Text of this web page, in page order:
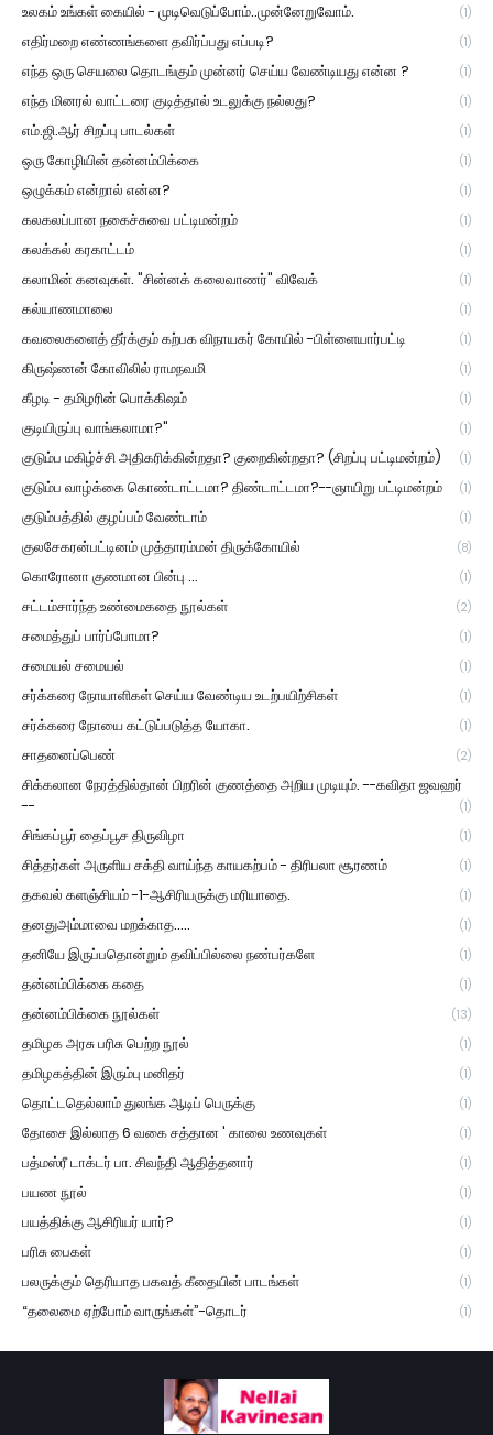
உலகம் உங்கள் கையில் - முடிவெடுப்போம்..முன்னேறுவோம். (1)
எதிர்மறை எண்ணங்களை தவிர்ப்பது எப்படி? (1)
எந்த ஒரு செயலை தொடங்கும் முன்னர் செய்ய வேண்டியது என்ன ? (1)
எந்த மினரல் வாட்டரை குடித்தால் உடலுக்கு நல்லது? (1)
எம்.ஜி.ஆர் சிறப்பு பாடல்கள் (1)
ஒரு கோழியின் தன்னம்பிக்கை (1)
ஒழுக்கம் என்றால் என்ன? (1)
கலகலப்பான நகைச்சுவை பட்டிமன்றம் (1)
கலக்கல் கரகாட்டம் (1)
கலாமின் கனவுகள். "சின்னக் கலைவாணர்" விவேக் (1)
கல்யாணமாலை (1)
கவலைகளைத் தீர்க்கும் கற்பக விநாயகர் கோயில் -பிள்ளையார்பட்டி (1)
கிருஷ்ணன் கோவிலில் ராமநவமி (1)
கீழடி - தமிழரின் பொக்கிஷம் (1)
குடியிருப்பு வாங்கலாமா?" (1)
குடும்ப மகிழ்ச்சி அதிகரிக்கின்றதா? குறைகின்றதா? (சிறப்பு பட்டிமன்றம்) (1)
குடும்ப வாழ்க்கை கொண்டாட்டமா? திண்டாட்டமா?--ஞாயிறு பட்டிமன்றம் (1)
குடும்பத்தில் குழப்பம் வேண்டாம் (1)
குலசேகரன்பட்டினம் முத்தாரம்மன் திருக்கோயில் (8)
கொரோனா குணமான பின்பு ... (1)
சட்டம்சார்ந்த உண்மைகதை நூல்கள் (2)
சமைத்துப் பார்ப்போமா? (1)
சமையல் சமையல் (1)
சர்க்கரை நோயாளிகள் செய்ய வேண்டிய உடற்பயிற்சிகள் (1)
சர்க்கரை நோயை கட்டுப்படுத்த யோகா. (1)
சாதனைப்பெண் (2)
சிக்கலான நேரத்தில்தான் பிறரின் குணத்தை அறிய முடியும். --கவிதா ஜவஹர்
--
(1)
சிங்கப்பூர் தைப்பூச திருவிழா (1)
சித்தர்கள் அருளிய சக்தி வாய்ந்த காயகற்பம் - திரிபலா சூரணம் (1)
தகவல் களஞ்சியம் -1-ஆசிரியருக்கு மரியாதை. (1)
தனதுஅம்மாவை மறக்காத..... (1)
தனியே இருப்பதொன்றும் தவிப்பில்லை நண்பர்களே (1)
தன்னம்பிக்கை கதை (1)
தன்னம்பிக்கை நூல்கள் (13)
தமிழக அரசு பரிசு பெற்ற நூல் (1)
தமிழகத்தின் இரும்பு மனிதர் (1)
தொட்டதெல்லாம் துலங்க ஆடிப் பெருக்கு (1)
தோசை இல்லாத 6 வகை சத்தான ' காலை உணவுகள் (1)
பத்மஸ்ரீ டாக்டர் பா. சிவந்தி ஆதித்தனார் (1)
பயண நூல் (1)
பயத்திக்கு ஆசிரியர் யார்? (1)
பரிசு பைகள் (1)
பலருக்கும் தெரியாத பகவத் கீதையின் பாடங்கள் (1)
“தலைமை ஏற்போம் வாருங்கள்”-தொடர் (1)